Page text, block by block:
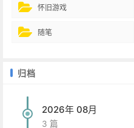
怀旧游戏
随笔
归档
2026年 08月
3 篇